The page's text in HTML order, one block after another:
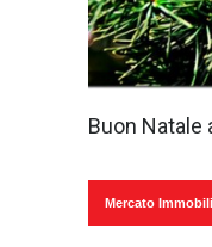
Buon Natale
Mercato